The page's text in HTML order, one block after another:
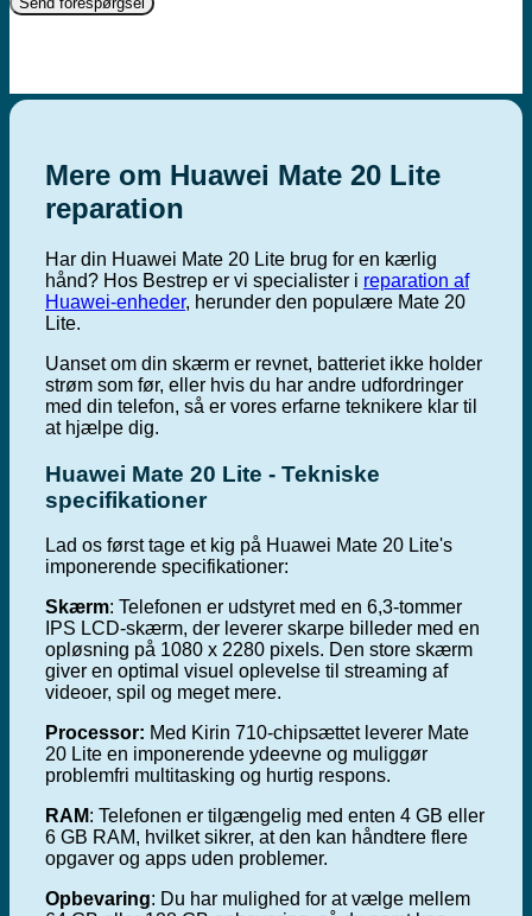
Mere om Huawei Mate 20 Lite
reparation
Har din Huawei Mate 20 Lite brug for en kærlig
hånd? Hos Bestrep er vi specialister i reparation af
Huawei-enheder, herunder den populære Mate 20
Lite.
Uanset om din skærm er revnet, batteriet ikke holder
strøm som før, eller hvis du har andre udfordringer
med din telefon, så er vores erfarne teknikere klar til
at hjælpe dig.
Huawei Mate 20 Lite - Tekniske
specifikationer
Lad os først tage et kig på Huawei Mate 20 Lite's
imponerende specifikationer:
Skærm: Telefonen er udstyret med en 6,3-tommer
IPS LCD-skærm, der leverer skarpe billeder med en
opløsning på 1080 x 2280 pixels. Den store skærm
giver en optimal visuel oplevelse til streaming af
videoer, spil og meget mere.
Processor: Med Kirin 710-chipsættet leverer Mate
20 Lite en imponerende ydeevne og muliggør
problemfri multitasking og hurtig respons.
RAM: Telefonen er tilgængelig med enten 4 GB eller
6 GB RAM, hvilket sikrer, at den kan håndtere flere
opgaver og apps uden problemer.
Opbevaring: Du har mulighed for at vælge mellem